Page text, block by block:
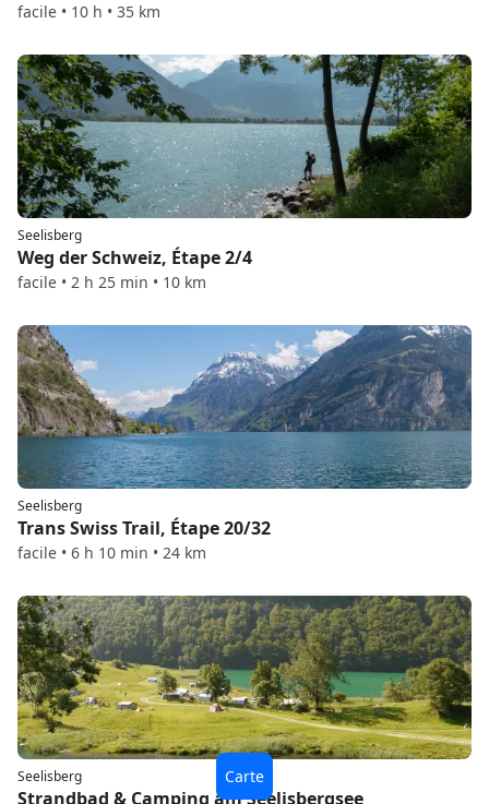
facile • 10 h • 35 km
Seelisberg
Weg der Schweiz, Étape 2/4
facile • 2 h 25 min • 10 km
Seelisberg
Trans Swiss Trail, Étape 20/32
facile • 6 h 10 min • 24 km
Seelisberg
Strandbad & Camping am Seelisbergsee